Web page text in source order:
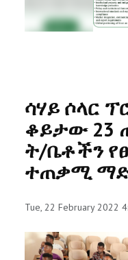
REGISTRAR
PARTNERSHIP
ሳሃይ ሶላር
ቆይታው 23
ት/ቤቶችን
ተጠቃሚ
Tue, 22 February 2022